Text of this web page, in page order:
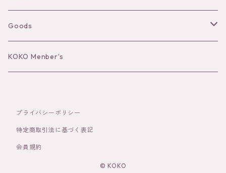
Long sleeve
Ear Cuff
Bracelet／Bangle
Brooch
Hair Accessories
Goods
Hat
Socks
KOKO Menber’s
プライバシーポリシー
特定商取引法に基づく表記
会員規約
© KOKO